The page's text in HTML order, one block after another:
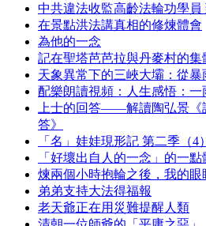
中共違法收監高齡法輪功學員
在景點洪法講真相的修煉體會
為他的一念
記在聖塔芭芭拉與丹麥村的集
天象異常下的三峽大壩：從暴
配樂朗讀視頻：人生感悟：一
上士的回答——解讀陶弘景《
答》
「名」娃娃現形記 第二季（4）
「好壞出自人的一念」的一點
煉兩個小時抱輪之後，我的眼
弟弟支持大法得福報
老天爺正在用災難提醒人類